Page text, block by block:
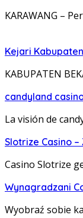
KARAWANG –
Kejari
KABUPATEN
candyland
La visión de
Slotrize Casino
Casino Slotrize
Wynagradzani
Wyobraź sobie